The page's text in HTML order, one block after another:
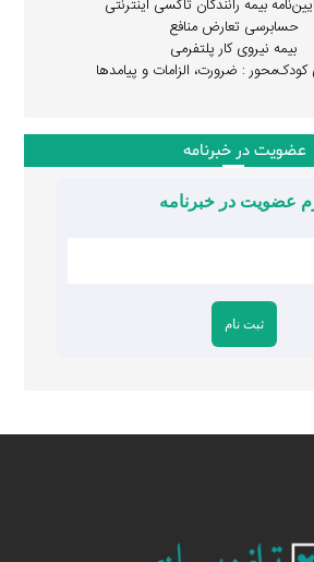
بیمه رانندگان تاکسی اینترنتی
حسابرسی تعارض منافع
بیمه نیروی کار پلتفرمی
کودک‌محور : ضرورت، الزامات و پیامدها
عضویت در خبرنامه
عضویت در خبرنامه